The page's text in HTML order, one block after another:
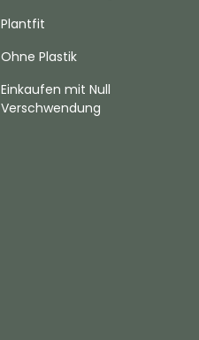
Plantfit
Ohne Plastik
Einkaufen mit Null
Verschwendung